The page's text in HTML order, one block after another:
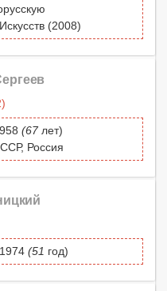
(2008)
(67лет)
Россия
(51 год)